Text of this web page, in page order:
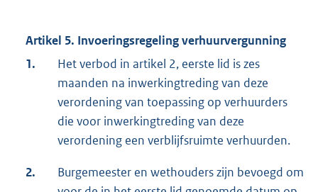
Artikel 5. Invoeringsregeling verhuurvergunning
1.
Het verbod in artikel 2, eerste lid is zes
maanden na inwerkingtreding van deze
verordening van toepassing op verhuurders
die voor inwerkingtreding van deze
verordening een verblijfsruimte verhuurden.
2.
Burgemeester en wethouders zijn bevoegd om